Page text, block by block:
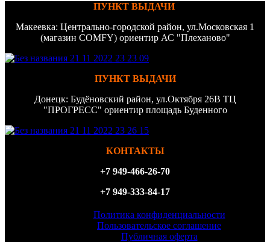
ПУНКТ ВЫДАЧИ
Макеевка: Центрально-городской район, ул.Московская 1
(магазин COMFY) ориентир АС "Плеханово"
ПУНКТ ВЫДАЧИ
Донецк: Будёновский район, ул.Октября 26В ТЦ
"ПРОГРЕСС" ориентир площадь Буденного
КОНТАКТЫ
+7 949-466-26-70
+7 949-333-84-17
Политика конфиденциальности
Пользовательское соглашение
Публичная оферта